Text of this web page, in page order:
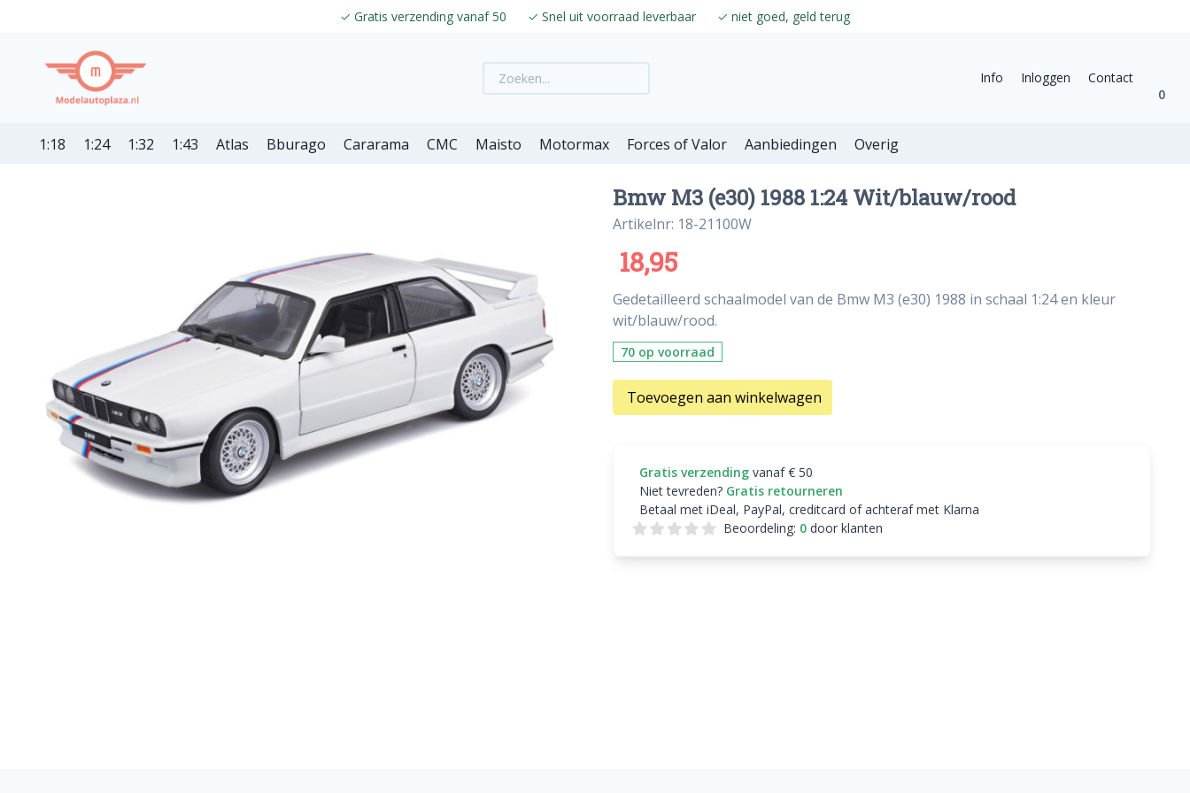
✓ Gratis verzending vanaf 50 ✓ Snel uit voorraad leverbaar ✓ niet goed, geld terug
Info Inloggen
Contact
0
1:18 1:24 1:32 1:43 Atlas Bburago Cararama CMC Maisto Motormax Forces of Valor Aanbiedingen Overig
Bmw M3 (e30) 1988 1:24 Wit/blauw/rood
Artikelnr: 18-21100W
18,95
Gedetailleerd schaalmodel van de Bmw M3 (e30) 1988 in schaal 1:24 en kleur
wit/blauw/rood.
70 op voorraad
Toevoegen aan winkelwagen
Gratis verzending vanaf € 50
Niet tevreden? Gratis retourneren
Betaal met iDeal, PayPal, creditcard of achteraf met Klarna
Beoordeling: 0door klanten